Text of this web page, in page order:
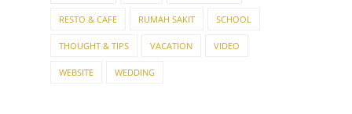
RESTO & CAFE RUMAH SAKIT SCHOOL
THOUGHT & TIPS VACATION VIDEO
WEBSITE WEDDING